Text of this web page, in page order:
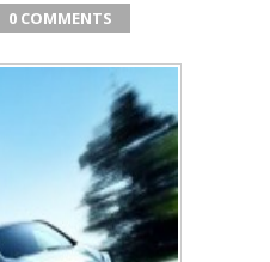
0 COMMENTS